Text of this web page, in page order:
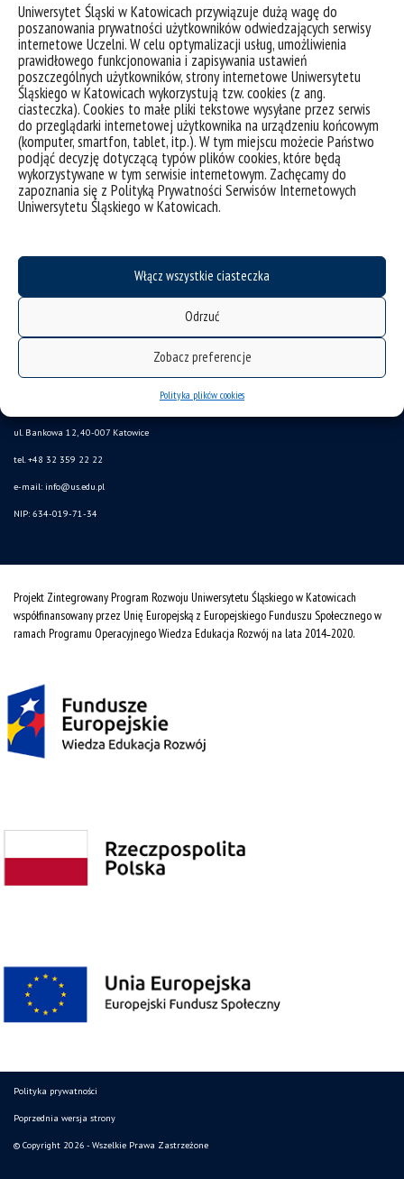
Uniwersytet Śląski w Katowicach przywiązuje dużą wagę do
poszanowania prywatności użytkowników odwiedzających serwisy
internetowe Uczelni. W celu optymalizacji usług, umożliwienia
prawidłowego funkcjonowania i zapisywania ustawień
poszczególnych użytkowników, strony internetowe Uniwersytetu
Śląskiego w Katowicach wykorzystują tzw. cookies (z ang.
ciasteczka). Cookies to małe pliki tekstowe wysyłane przez serwis
do przeglądarki internetowej użytkownika na urządzeniu końcowym
(komputer, smartfon, tablet, itp.). W tym miejscu możecie Państwo
podjąć decyzję dotyczącą typów plików cookies, które będą
wykorzystywane w tym serwisie internetowym. Zachęcamy do
zapoznania się z Polityką Prywatności Serwisów Internetowych
Uniwersytetu Śląskiego w Katowicach.
Włącz wszystkie ciasteczka
Odrzuć
Zobacz preferencje
Polityka plików cookies
deklaracja dostępności
mapa strony
ul. Bankowa 12, 40-007 Katowice
tel. +48 32 359 22 22
e-mail: info@us.edu.pl
NIP: 634-019-71-34
Projekt Zintegrowany Program Rozwoju Uniwersytetu Śląskiego w Katowicach
współfinansowany przez Unię Europejską z Europejskiego Funduszu Społecznego w
ramach Programu Operacyjnego Wiedza Edukacja Rozwój na lata 2014˗2020.
Polityka prywatności
Poprzednia wersja strony
© Copyright 2026 - Wszelkie Prawa Zastrzeżone